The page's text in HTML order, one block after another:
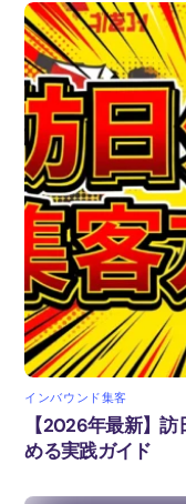
o
k
インバウンド集客
【2026年最新】
める実践ガイド